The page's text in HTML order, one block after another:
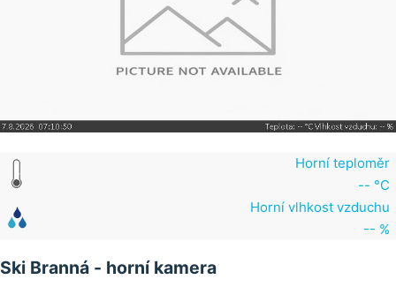
Horní teploměr
-- °C
Horní vlhkost vzduchu
-- %
Ski Branná - horní kamera